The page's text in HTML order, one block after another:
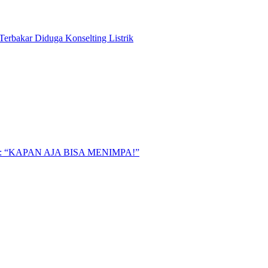
Diduga Konselting Listrik
AJA BISA MENIMPA!”